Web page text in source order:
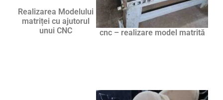
cnc – realizare model matrită
Realizarea Modelului
matriței cu ajutorul
unui CNC